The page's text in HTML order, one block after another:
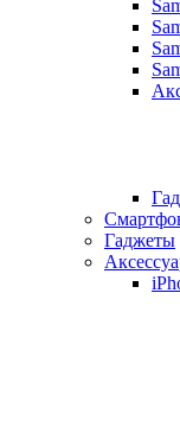
Гаджеты